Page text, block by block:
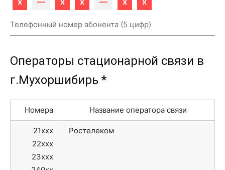
Телефонный номер абонента (5 цифр)
Операторы стационарной связи в
г.Мухоршибирь *
Номера Название оператора связи
21xxx
22xxx
23xxx
Ростелеком